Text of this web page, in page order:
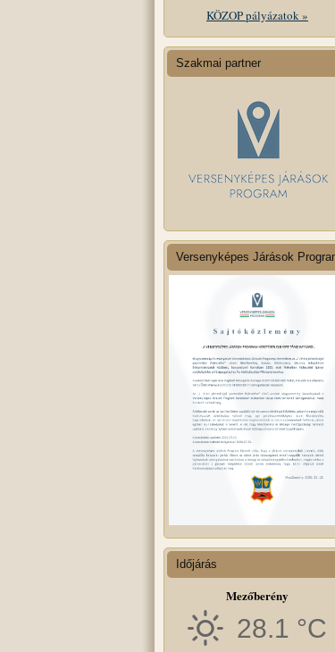
KÖZOP pályázatok »
Szakmai partner
Versenyképes Járások
Időjárás
Mezőberény
28.1 °C